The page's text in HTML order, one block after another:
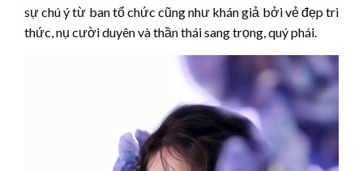
sự chú ý từ ban tổ chức cũng như khán giả bởi vẻ đẹp tri
thức, nụ cười duyên và thần thái sang trọng, quý phái.